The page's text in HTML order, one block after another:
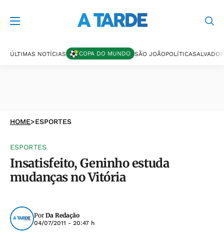
ÚLTIMAS NOTÍCIAS COPA DO MUNDO SÃO JOÃOPOLÍTICASALVADOR
HOME>ESPORTES
ESPORTES
Insatisfeito, Geninho estuda
mudanças no Vitória
Por Da Redação
04/07/2011 - 20:47 h